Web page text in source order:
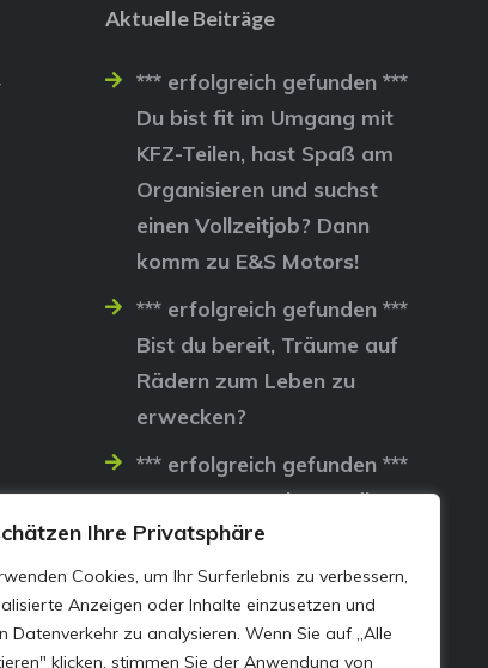
Ihre Privatsphäre
Cookies, um Ihr Surferlebnis zu verbessern,
Anzeigen oder Inhalte einzusetzen und
Datenverkehr zu analysieren. Wenn Sie auf „Alle
klicken, stimmen Sie der Anwendung von
Aktuelle Beiträge
*** erfolgreich gefunden ***
Du bist fit im Umgang mit
KFZ-Teilen, hast Spaß am
Organisieren und suchst
einen Vollzeitjob? Dann
komm zu E&S Motors!
*** erfolgreich gefunden ***
Bist du bereit, Träume auf
Rädern zum Leben zu
erwecken?
*** erfolgreich gefunden ***
Lass uns gemeinsam die
Straßen erobern…